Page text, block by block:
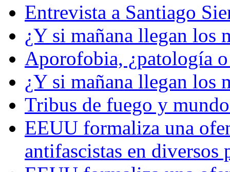
Entrevista a Santiago
¿Y si mañana llegan los
Aporofobia, ¿patología
¿Y si mañana llegan los
Tribus de fuego y
EEUU formaliza una
antifascistas en